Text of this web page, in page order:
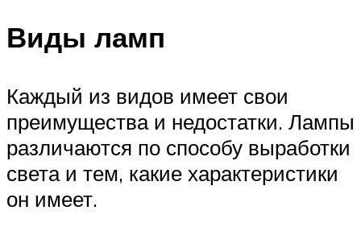
Виды ламп
Каждый из видов имеет свои
преимущества и недостатки. Лампы
различаются по способу выработки
света и тем, какие характеристики
он имеет.